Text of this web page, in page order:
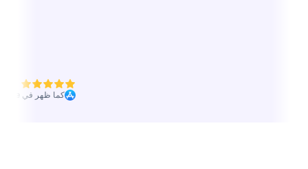
كما ظهر في App Store